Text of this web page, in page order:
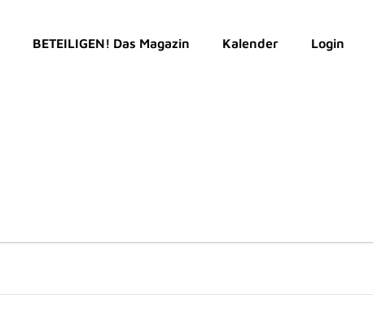
BETEILIGEN! Das Magazin Kalender Login